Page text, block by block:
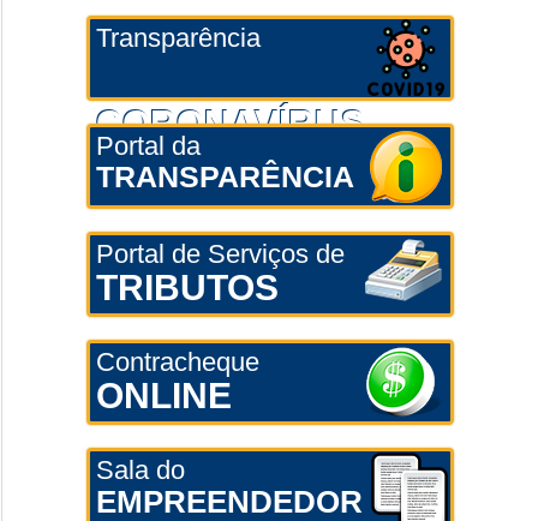
Transparência
CORONAVÍRUS
Portal da
TRANSPARÊNCIA
Portal de Serviços de
TRIBUTOS
Contracheque
ONLINE
Sala do
EMPREENDEDOR